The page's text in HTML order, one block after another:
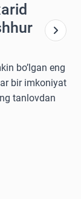
bo’lgan eng
bir imkoniyat
tanlovdan